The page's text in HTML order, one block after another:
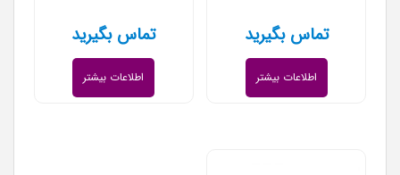
تماس بگیرید
اطلاعات بیشتر
تماس بگیرید
اطلاعات بیشتر